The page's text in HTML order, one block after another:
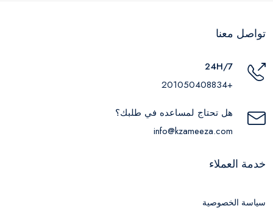
تواصل معنا
24H/7
+201050408834
هل تحتاج لمساعده في طلبك؟
info@kzameeza.com
خدمة العملاء
سياسة الخصوصية